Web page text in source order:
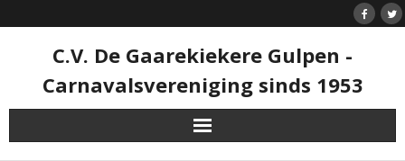
naar
C.V. De Gaarekiekere Gulpen -
Carnavalsvereniging sinds 1953